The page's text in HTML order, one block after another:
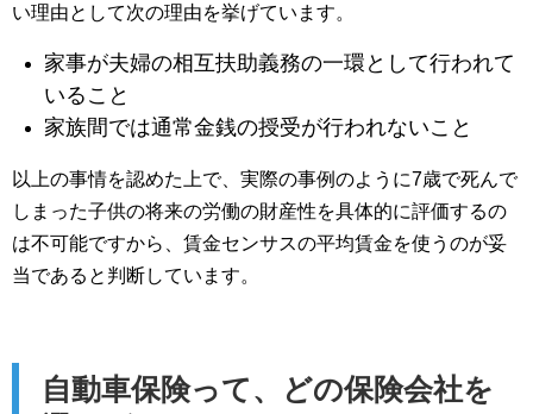
い理由として次の理由を挙げています。
家事が夫婦の相互扶助義務の一環として行われて
いること
家族間では通常金銭の授受が行われないこと
以上の事情を認めた上で、実際の事例のように7歳で死んで
しまった子供の将来の労働の財産性を具体的に評価するの
は不可能ですから、賃金センサスの平均賃金を使うのが妥
当であると判断しています。
自動車保険って、どの保険会社を